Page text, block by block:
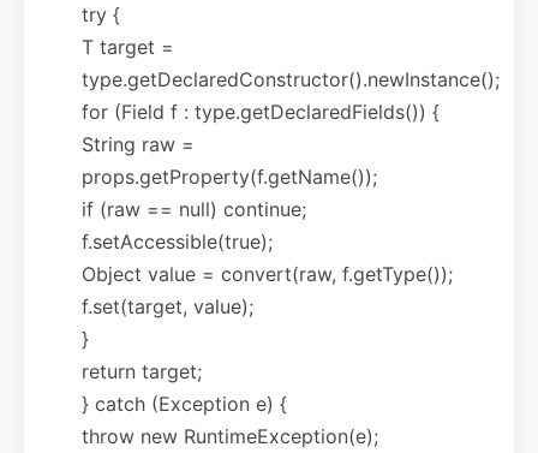
try {
T target =
type.getDeclaredConstructor().newInstance();
for (Field f : type.getDeclaredFields()) {
String raw =
props.getProperty(f.getName());
if (raw == null) continue;
f.setAccessible(true);
Object value = convert(raw, f.getType());
f.set(target, value);
}
return target;
} catch (Exception e) {
throw new RuntimeException(e);